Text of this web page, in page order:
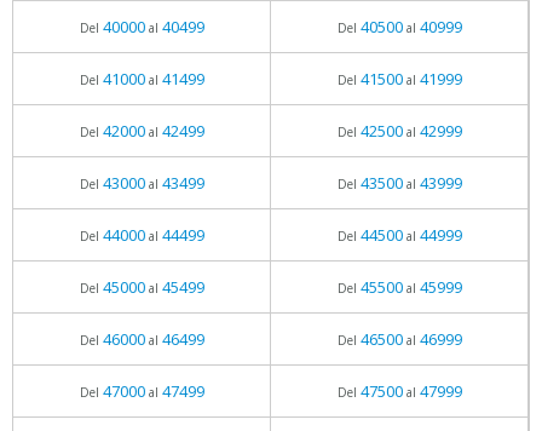
Del 40000al 40499 Del 40500al 40999
Del 41000al 41499 Del 41500al 41999
Del 42000al 42499 Del 42500al 42999
Del 43000al 43499 Del 43500al 43999
Del 44000al 44499 Del 44500al 44999
Del 45000al 45499 Del 45500al 45999
Del 46000al 46499 Del 46500al 46999
Del 47000al 47499 Del 47500al 47999